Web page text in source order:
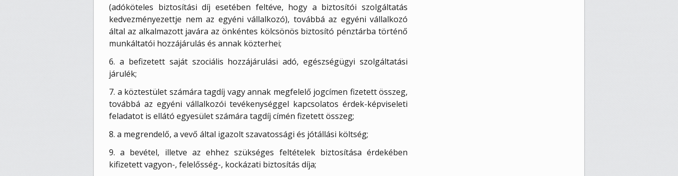
(adóköteles biztosítási díj esetében feltéve, hogy a biztosítói szolgáltatás
kedvezményezettje nem az egyéni vállalkozó), továbbá az egyéni vállalkozó
által az alkalmazott javára az önkéntes kölcsönös biztosító pénztárba történő
munkáltatói hozzájárulás és annak közterhei;
6. a befizetett saját szociális hozzájárulási adó, egészségügyi szolgáltatási
járulék;
7. a köztestület számára tagdíj vagy annak megfelelő jogcímen fizetett összeg,
továbbá az egyéni vállalkozói tevékenységgel kapcsolatos érdek-képviseleti
feladatot is ellátó egyesület számára tagdíj címén fizetett összeg;
8. a megrendelő, a vevő által igazolt szavatossági és jótállási költség;
9. a bevétel, illetve az ehhez szükséges feltételek biztosítása érdekében
kifizetett vagyon-, felelősség-, kockázati biztosítás díja;